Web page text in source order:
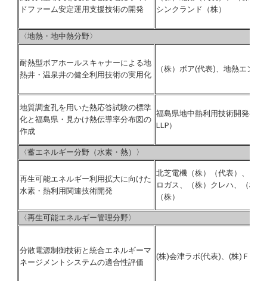
ドファーム安定運用支援技術の開発
シンクランド（株）
〈地熱・地中熱分野〉
耐熱型ボアホールスキャナーによる地
熱井・温泉井の健全利用技術の実用化
（株）ボア(代表)、地熱エン
地質調査孔を用いた熱応答試験の標準
化と福島県・見かけ熱伝導率分布図の
作成
福島県地中熱利用技術開発有
LLP）
〈蓄エネルギー分野（水素・熱）〉
再生可能エネルギー利用拡大に向けた
水素・熱利用関連技術開発
北芝電機（株）（代表）、（
ロガス、（株）クレハ、（株
（株）
〈再生可能エネルギー管理分野〉
分散電源制御技術と統合エネルギーマ
ネージメントシステムの適合性評価
(株)会津ラボ(代表)、(株)ＦＥ